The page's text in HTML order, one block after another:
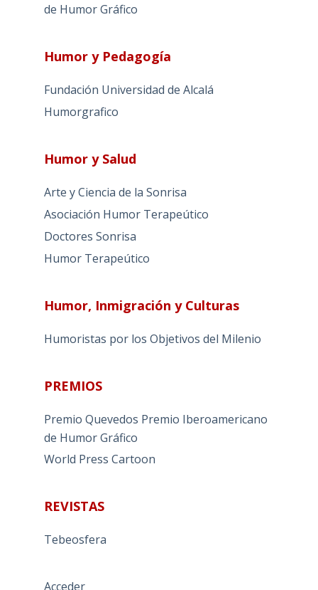
de Humor Gráfico
Humor y Pedagogía
Fundación Universidad de Alcalá
Humorgrafico
Humor y Salud
Arte y Ciencia de la Sonrisa
Asociación Humor Terapeútico
Doctores Sonrisa
Humor Terapeútico
Humor, Inmigración y Culturas
Humoristas por los Objetivos del Milenio
PREMIOS
Premio Quevedos Premio Iberoamericano
de Humor Gráfico
World Press Cartoon
REVISTAS
Tebeosfera
Acceder